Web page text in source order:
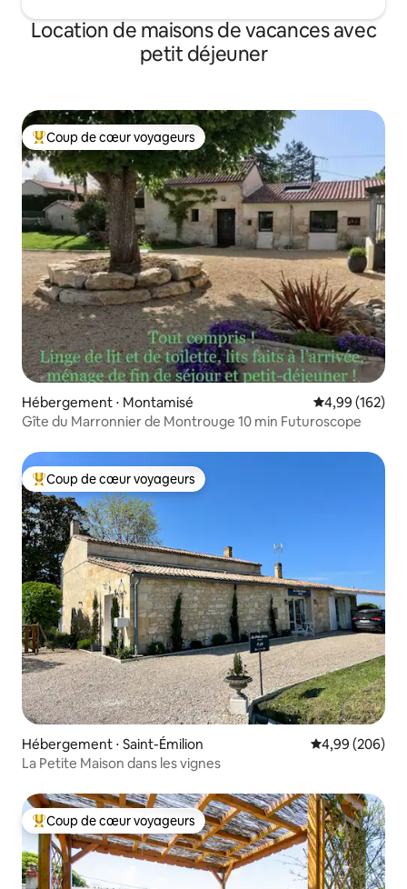
Location de maisons de vacances avec
petit déjeuner
Coups de cœur voyageurs les plus appréciés
Coup de cœur voyageurs
Hébergement ⋅ Montamisé Évaluation
4,99 (162)
Gîte du Marronnier de Montrouge 10 min Futuroscope
Coups de cœur voyageurs les plus appréciés
Coup de cœur voyageurs
Hébergement ⋅ Saint-Émilion Évaluation
4,99 (206)
La Petite Maison dans les vignes
Coups de cœur voyageurs les plus appréciés
Coup de cœur voyageurs